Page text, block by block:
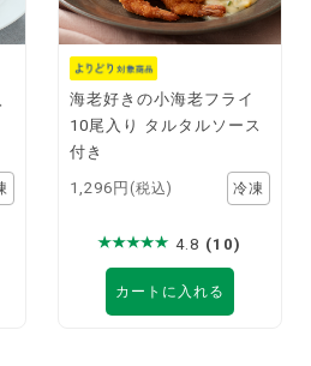
海老好きの小海老フライ
10尾入り タルタルソース
付き
1,296円 (税込)
4.8 (10)
カートに入れる